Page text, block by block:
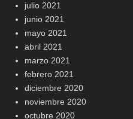
julio 2021
junio 2021
mayo 2021
abril 2021
marzo 2021
febrero 2021
diciembre 2020
noviembre 2020
octubre 2020